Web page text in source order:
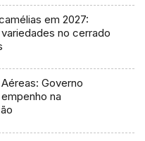
em 2027:
no cerrado
Governo
na